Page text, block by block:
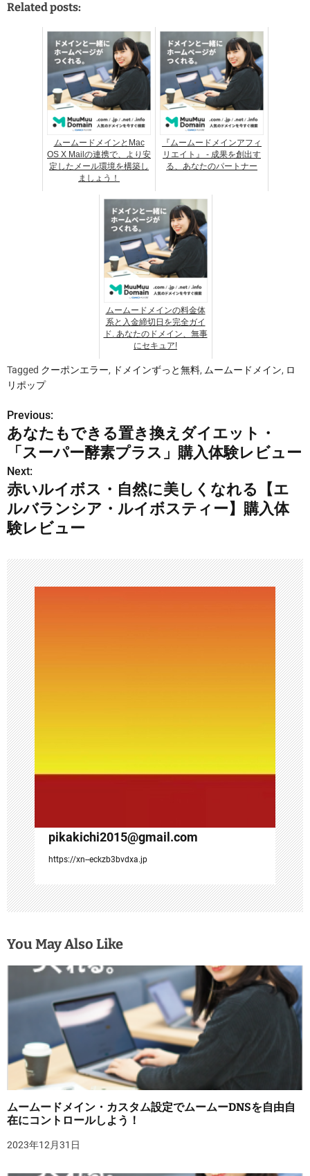
Related posts:
ムームードメインとMac
OS X Mailの連携で、より安
定したメール環境を構築し
ましょう！
『ムームードメインアフィ
リエイト』 - 成果を創出す
る、あなたのパートナー
ムームードメインの料金体
系と入金締切日を完全ガイ
ド. あなたのドメイン、無事
にセキュア!
Tagged クーポンエラー, ドメインずっと無料, ムームードメイン, ロ
リポップ
投
稿
ナ
ビ
ゲ
シ
ョ
ン
Previous:
あなたもできる置き換えダイエット・
「スーパー酵素プラス」購入体験レビュー
Next:
赤いルイボス・自然に美しくなれる【エ
ルバランシア・ルイボスティー】購入体
験レビュー
pikakichi2015@gmail.com
https://xn--eckzb3bvdxa.jp
You May Also Like
ムームードメイン・カスタム設定でムームーDNSを自由自
在にコントロールしよう！
2023年12月31日